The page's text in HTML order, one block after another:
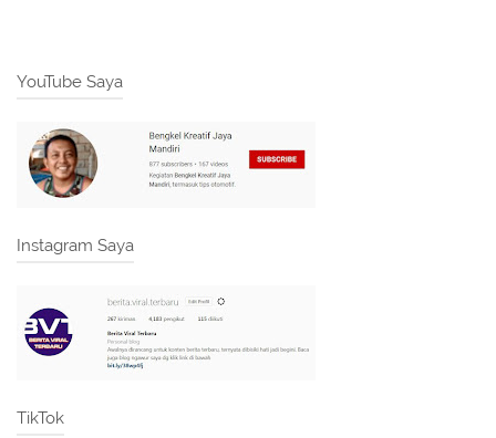
YouTube Saya
Instagram Saya
TikTok